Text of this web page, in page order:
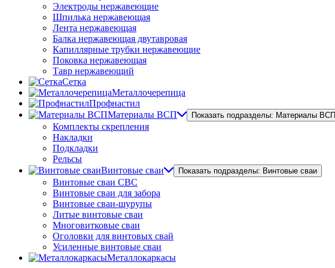
Электроды нержавеющие
Шпилька нержавеющая
Лента нержавеющая
Балка нержавеющая двутавровая
Капиллярные трубки нержавеющие
Поковка нержавеющая
Тавр нержавеющий
Сетка
Металлочерепица
Профнастил
Материалы ВСП
Показать подразделы: Материалы ВСП
Комплекты скрепления
Накладки
Подкладки
Рельсы
Винтовые сваи
Показать подразделы: Винтовые сваи
Винтовые сваи СВС
Винтовые сваи для забора
Винтовые сваи-шурупы
Литые винтовые сваи
Многовитковые сваи
Оголовки для винтовых свай
Усиленные винтовые сваи
Металлокаркасы